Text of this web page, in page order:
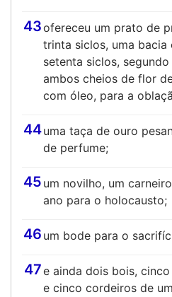
43ofereceu um prato de
trinta siclos, uma bacia
setenta siclos,
ambos cheios de flor
com óleo, para a
44uma taça de ouro
de perfume;
45 um novilho, um
ano para o holocausto;
46 um bode para o
47e ainda dois bois,
e cinco cordeiros de